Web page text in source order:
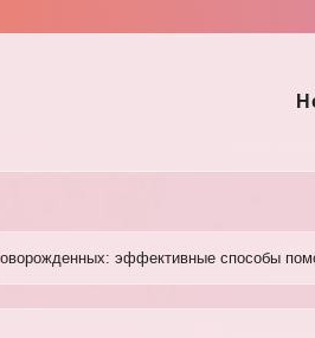
эффективные способы